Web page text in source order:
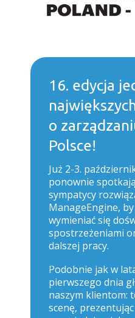
16. edycja
o
Polsce!
Już 2-3.
ponownie
sympatycy
ManageEngine,
wymieniać się
spostrzeżeniami
dalszej pracy.
Podobnie jak w
pierwszego dnia
naszym klientom:
scenę,